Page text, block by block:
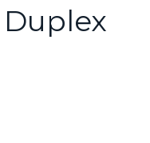
Duplex